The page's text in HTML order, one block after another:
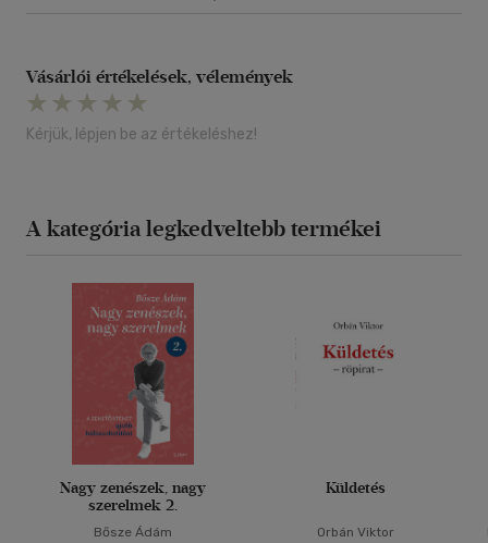
Vásárlói értékelések, vélemények
Kérjük, lépjen be az értékeléshez!
A kategória legkedveltebb termékei
Nagy zenészek, nagy
szerelmek 2.
Bősze Ádám
Küldetés
Orbán Viktor